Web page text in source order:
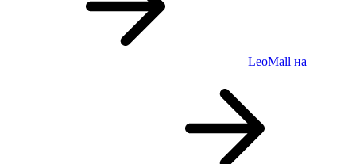
LeoMall на